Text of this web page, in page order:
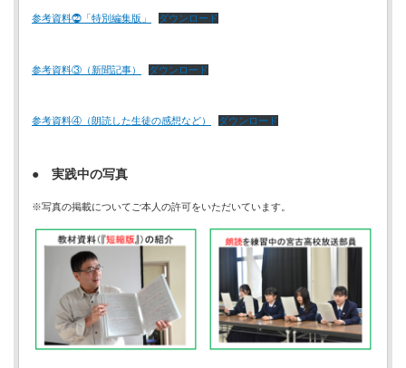
参考資料⓶「特別編集版」 ダウンロード
参考資料③（新聞記事） ダウンロード
参考資料④（朗読した生徒の感想など） ダウンロード
● 実践中の写真
※写真の掲載についてご本人の許可をいただいています。